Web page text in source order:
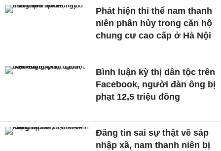
Phát hiện thi thể nam thanh
niên phân hủy trong căn hộ
chung cư cao cấp ở Hà Nội
Bình luận kỳ thị dân tộc trên
Facebook, người đàn ông bị
phạt 12,5 triệu đồng
Đăng tin sai sự thật về sáp
nhập xã, nam thanh niên bị